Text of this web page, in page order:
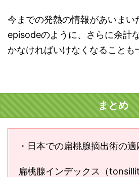
今までの発熱の情報があいまい
episodeのように、さらに余計
かなければいけなくなることも
まとめ
・日本での扁桃腺摘出術の
扁桃腺インデックス（